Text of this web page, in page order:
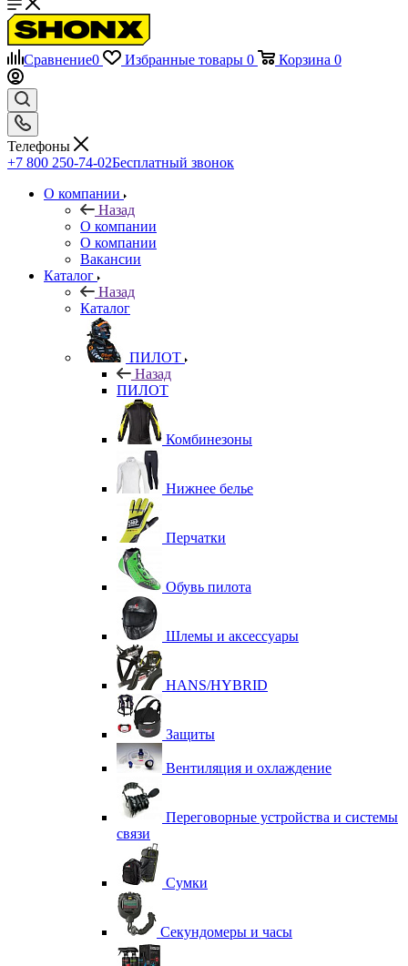
Сравнение0 Избранные товары 0 Корзина 0
Телефоны
+7 800 250-74-02Бесплатный звонок
О компании
Назад
О компании
О компании
Вакансии
Каталог
Назад
Каталог
ПИЛОТ
Назад
ПИЛОТ
Комбинезоны
Нижнее белье
Перчатки
Обувь пилота
Шлемы и аксессуары
HANS/HYBRID
Защиты
Вентиляция и охлаждение
Переговорные устройства и системы
связи
Сумки
Секундомеры и часы